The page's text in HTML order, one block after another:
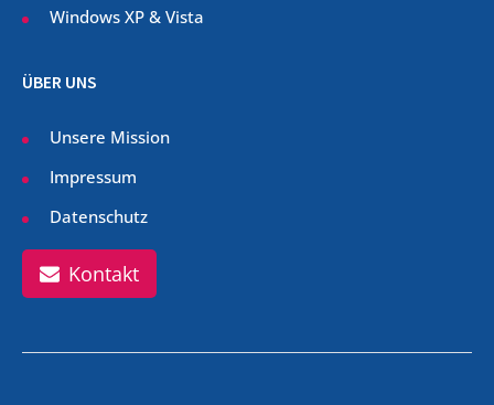
Windows XP & Vista
ÜBER UNS
Unsere Mission
Impressum
Datenschutz
Kontakt